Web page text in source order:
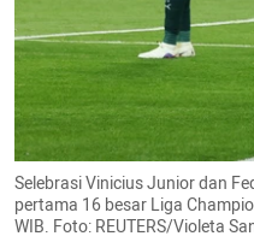
Selebrasi Vinicius Junior dan
pertama 16 besar Liga
WIB. Foto: REUTERS/Violeta